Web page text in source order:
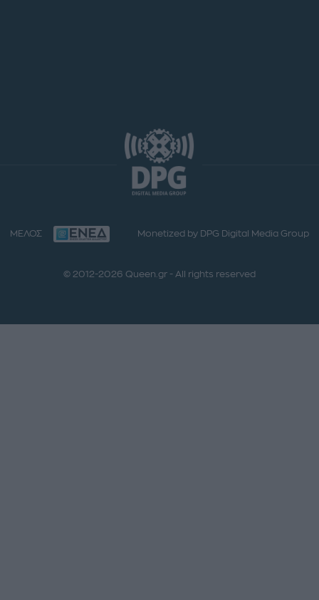
ΜΕΛΟΣ Monetized by DPG Digital Media Group
© 2012-2026 Queen.gr - All rights reserved